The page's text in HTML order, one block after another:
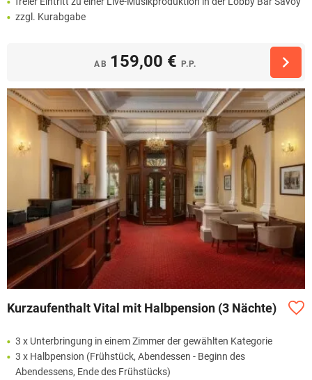
zzgl. Kurabgabe
AB 159,00 € P.P.
Kurzaufenthalt Vital mit Halbpension (3 Nächte)
3 x Unterbringung in einem Zimmer der gewählten Kategorie
3 x Halbpension (Frühstück, Abendessen - Beginn des
Abendessens, Ende des Frühstücks)